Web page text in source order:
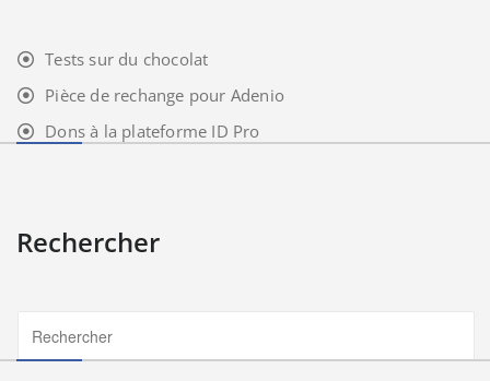
Tests sur du chocolat
Pièce de rechange pour Adenio
Dons à la plateforme ID Pro
Rechercher